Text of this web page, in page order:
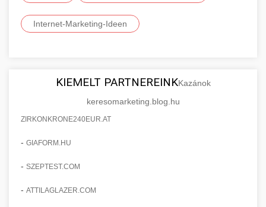
Internet-Marketing-Ideen
KIEMELT PARTNEREINKKazánok
keresomarketing.blog.hu
ZIRKONKRONE240EUR.AT
- GIAFORM.HU
- SZEPTEST.COM
- ATTILAGLAZER.COM